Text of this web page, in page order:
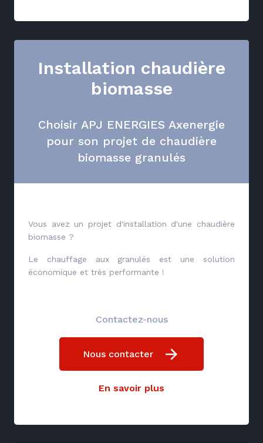
Installation chaudière
biomasse
Choisir APJ ENERGIES Axenergie
pour son projet de chaudière
biomasse granulés
Vous avez un projet d'installation d'une chaudière
biomasse ?
Le chauffage aux granulés est une solution
économique et très performante !
Contactez-nous
Nous contacter
En savoir plus